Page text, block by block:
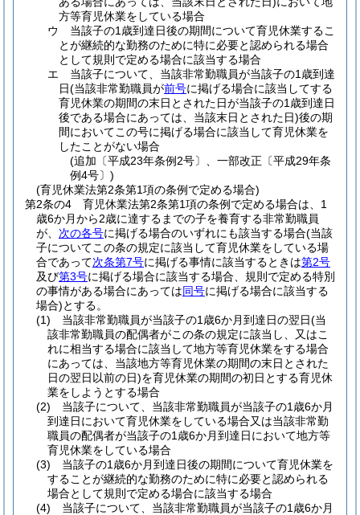
方等育児休業をしている場合
ウ
当該子の1歳到達日後の期間について育児休業するこ
とが継続的な勤務のために特に必要と認められる場合
として規則で定める場合に該当する場合
エ
当該子について、当該非常勤職員が当該子の1歳到達
日(当該非常勤職員が前号に掲げる場合に該当してする
育児休業の期間の末日とされた日が当該子の1歳到達日
後である場合にあっては、当該末日とされた日)後の期
間においてこの号に掲げる場合に該当して育児休業を
したことがない場合
(追加〔平成23年条例2号〕、一部改正〔平成29年条
例4号〕)
(育児休業法第2条第1項の条例で定める場合)
第2条の4
育児休業法第2条第1項の条例で定める場合は、1
歳6か月から2歳に達するまでの子を養育する非常勤職員
が、 次の各号に掲げる場合のいずれにも該当する場合(当該
子についてこの条の規定に該当して育児休業をしている場
合であって次条第7号に掲げる事情に該当するときは第2号
及び第3号に掲げる場合に該当する場合、規則で定める特別
の事情がある場合にあっては同号に掲げる場合に該当する
場合)とする。
(1)
当該非常勤職員が当該子の1歳6か月到達日の翌日(当
該非常勤職員の配偶者がこの条の規定に該当し、又はこ
れに相当する場合に該当して地方等育児休業をする場合
にあっては、当該地方等育児休業の期間の末日とされた
日の翌日以前の日)を育児休業の期間の初日とする育児休
業をしようとする場合
(2)
当該子について、当該非常勤職員が当該子の1歳6か月
到達日において育児休業をしている場合又は当該非常勤
職員の配偶者が当該子の1歳6か月到達日において地方等
育児休業をしている場合
(3)
当該子の1歳6か月到達日後の期間について育児休業を
することが継続的な勤務のために特に必要と認められる
場合として規則で定める場合に該当する場合
(4)
当該子について、当該非常勤職員が当該子の1歳6か月